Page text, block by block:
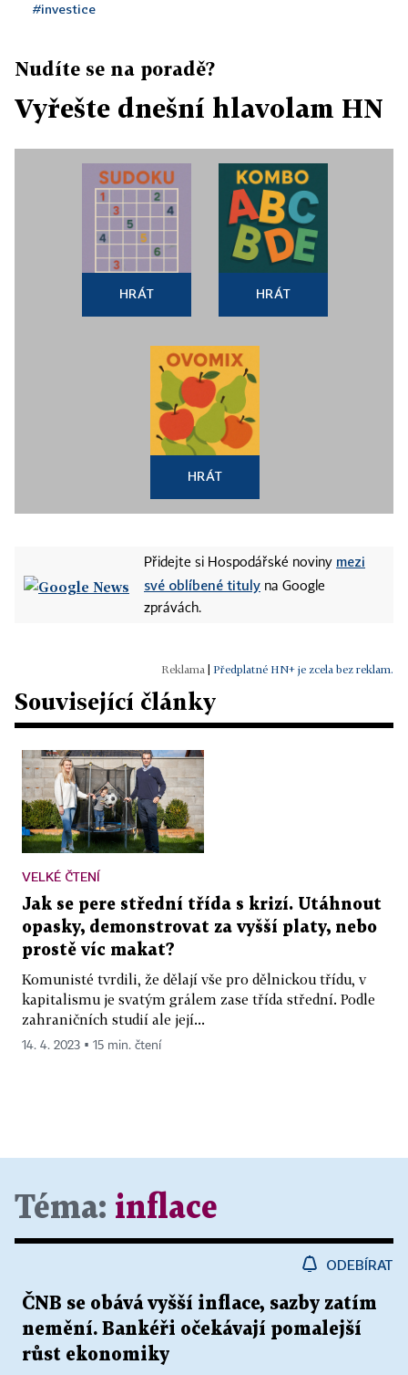
#investice
Nudíte se na poradě?
Vyřešte dnešní hlavolam HN
HRÁT HRÁT
HRÁT
Přidejte si Hospodářské noviny mezi
své oblíbené tituly na Google
zprávách.
Předplatné HN+ je zcela bez reklam.
Související články
VELKÉ ČTENÍ
Jak se pere střední třída s krizí. Utáhnout
opasky, demonstrovat za vyšší platy, nebo
prostě víc makat?
Komunisté tvrdili, že dělají vše pro dělnickou třídu, v
kapitalismu je svatým grálem zase třída střední. Podle
zahraničních studií ale její...
14. 4. 2023 ▪ 15 min. čtení
Téma: inflace
ODEBÍRAT
ČNB se obává vyšší inflace, sazby zatím
nemění. Bankéři očekávají pomalejší
růst ekonomiky